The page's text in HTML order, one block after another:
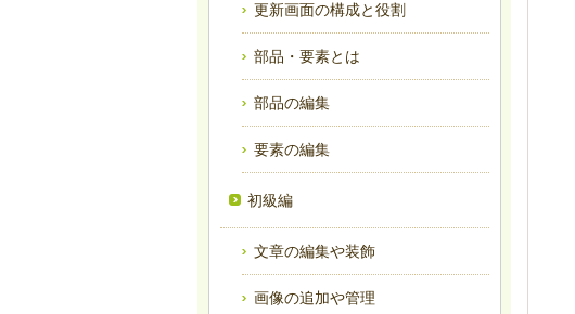
更新画面の構成と役割
部品・要素とは
部品の編集
要素の編集
初級編
文章の編集や装飾
画像の追加や管理